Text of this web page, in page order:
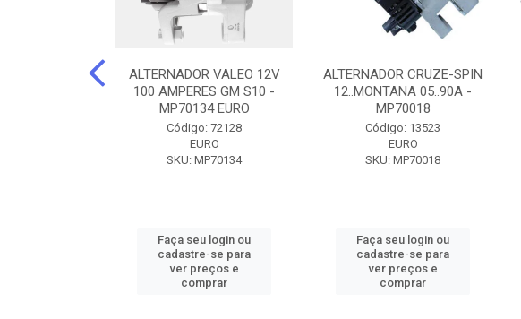
ALTERNADOR VALEO 12V
100 AMPERES GM S10 -
MP70134 EURO
Código: 72128
EURO
SKU: MP70134
Faça seu login ou
cadastre-se para
ver preços e
comprar
ALTERNADOR CRUZE-SPIN
12..MONTANA 05..90A -
MP70018
Código: 13523
EURO
SKU: MP70018
Faça seu login ou
cadastre-se para
ver preços e
comprar